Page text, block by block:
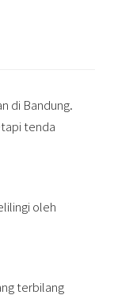
di Bandung.
tenda
oleh
terbilang